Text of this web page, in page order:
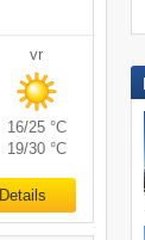
vr
16/25 °C
19/30 °C
Details